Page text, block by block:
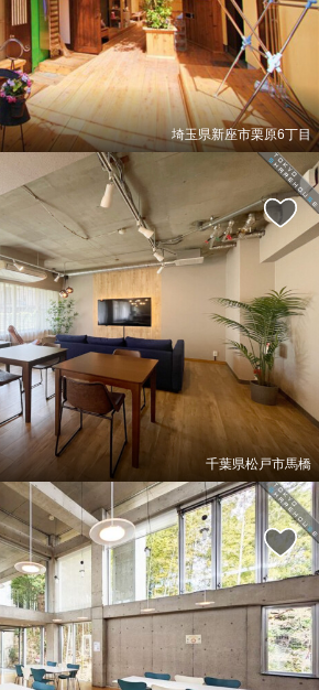
埼玉県新座市栗原6丁目
千葉県松戸市馬橋